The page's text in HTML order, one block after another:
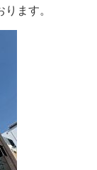
ます。